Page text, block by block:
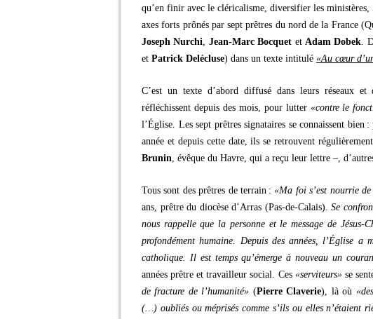
qu’en finir avec le cléricalisme, diversifier les
axes forts prônés par sept prêtres du nord de la France
Joseph Nurchi, Jean-Marc Bocquet etAdam Dobek.
et Patrick Delécluse) dans un texte intitulé «Au cœur
C’est un texte d’abord diffusé dans leurs réseaux
réfléchissent depuis des mois, pour lutter «contre le
l’Église. Les sept prêtres signataires se connaissent bien
année et depuis cette date, ils se retrouvent
Brunin, évêque du Havre, qui a reçu leur lettre –,
Tous sont des prêtres de terrain :«Ma foi s’est nourrie
ans, prêtre du diocèse d’Arras (Pas-de-Calais). Se
nous rappelle que la personne et le message de Jésus-
profondément humaine. Depuis des années, l’Église a
catholique. Il est temps qu’émerge à nouveau un
années prêtre et travailleur social. Ces «serviteurs»se
de fracture de l’humanité» (Pierre Claverie), là où
(…) oubliés ou méprisés comme s’ils ou elles n’étaient